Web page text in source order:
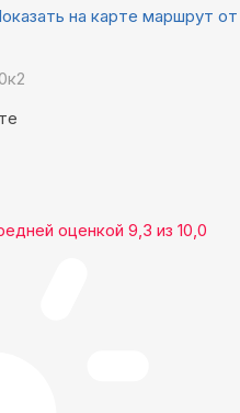
на карте маршрут от
оценкой 9,3 из 10,0